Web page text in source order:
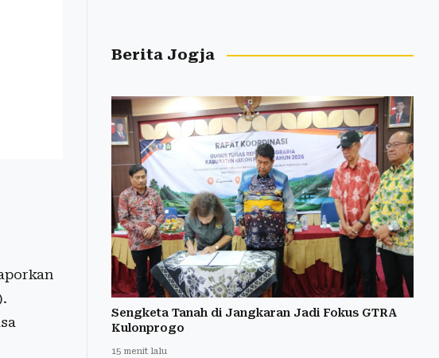
Berita Jogja
Sengketa Tanah di Jangkaran Jadi Fokus GTRA
Kulonprogo
15 menit lalu